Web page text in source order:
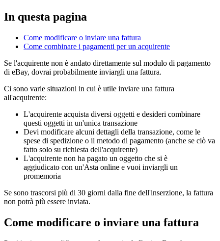
In questa pagina
Come modificare o inviare una fattura
Come combinare i pagamenti per un acquirente
Se l'acquirente non è andato direttamente sul modulo di pagamento
di eBay, dovrai probabilmente inviargli una fattura.
Ci sono varie situazioni in cui è utile inviare una fattura
all'acquirente:
L'acquirente acquista diversi oggetti e desideri combinare
questi oggetti in un'unica transazione
Devi modificare alcuni dettagli della transazione, come le
spese di spedizione o il metodo di pagamento (anche se ciò va
fatto solo su richiesta dell'acquirente)
L'acquirente non ha pagato un oggetto che si è
aggiudicato con un'Asta online e vuoi inviargli un
promemoria
Se sono trascorsi più di 30 giorni dalla fine dell'inserzione, la fattura
non potrà più essere inviata.
Come modificare o inviare una fattura